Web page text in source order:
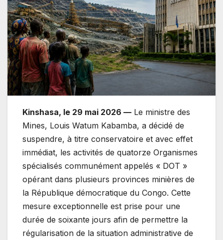
Kinshasa, le 29 mai 2026 — Le ministre des
Mines, Louis Watum Kabamba, a décidé de
suspendre, à titre conservatoire et avec effet
immédiat, les activités de quatorze Organismes
spécialisés communément appelés « DOT »
opérant dans plusieurs provinces minières de
la République démocratique du Congo. Cette
mesure exceptionnelle est prise pour une
durée de soixante jours afin de permettre la
régularisation de la situation administrative de